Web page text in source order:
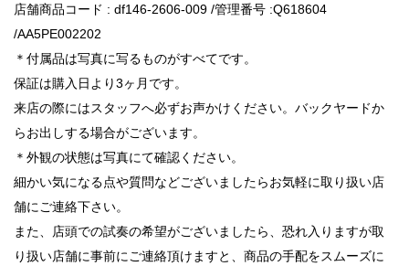
店舗商品コード : df146-2606-009 /管理番号 :Q618604
/AA5PE002202
＊付属品は写真に写るものがすべてです。
保証は購入日より3ヶ月です。
来店の際にはスタッフへ必ずお声かけください。バックヤードか
らお出しする場合がございます。
＊外観の状態は写真にて確認ください。
細かい気になる点や質問などございましたらお気軽に取り扱い店
舗にご連絡下さい。
また、店頭での試奏の希望がございましたら、恐れ入りますが取
り扱い店舗に事前にご連絡頂けますと、商品の手配をスムーズに